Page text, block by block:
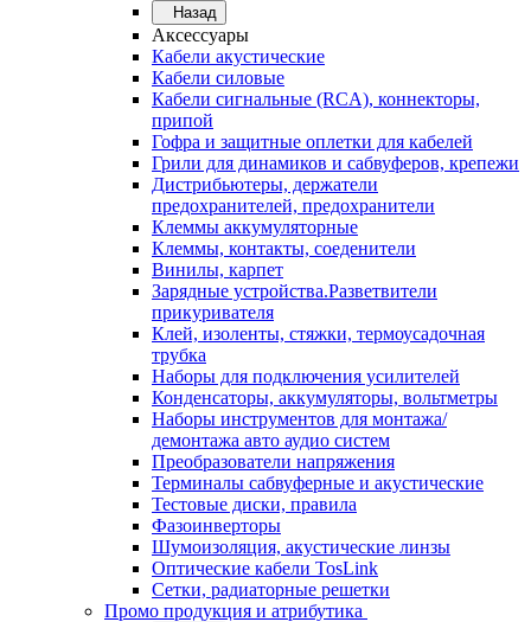
Назад
Аксессуары
Кабели акустические
Кабели силовые
Кабели сигнальные (RCA), коннекторы,
припой
Гофра и защитные оплетки для кабелей
Грили для динамиков и сабвуферов, крепежи
Дистрибьютеры, держатели
предохранителей, предохранители
Клеммы аккумуляторные
Клеммы, контакты, соеденители
Винилы, карпет
Зарядные устройства.Разветвители
прикуривателя
Клей, изоленты, стяжки, термоусадочная
трубка
Наборы для подключения усилителей
Конденсаторы, аккумуляторы, вольтметры
Наборы инструментов для монтажа/
демонтажа авто аудио систем
Преобразователи напряжения
Терминалы сабвуферные и акустические
Тестовые диски, правила
Фазоинверторы
Шумоизоляция, акустические линзы
Оптические кабели TosLink
Сетки, радиаторные решетки
Промо продукция и атрибутика